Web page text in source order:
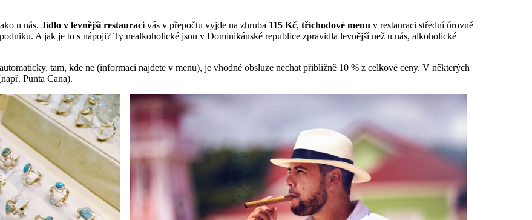
u nás. Jídlo v levnější restauraci vás v přepočtu vyjde na zhruba 115 Kč, tříchodové menu v restauraci střední úrovně
A jak je to s nápoji? Ty nealkoholické jsou v Dominikánské republice zpravidla levnější než u nás, alkoholické
tam, kde ne (informaci najdete v menu), je vhodné obsluze nechat přibližně 10 % z celkové ceny. V některých
Punta Cana).